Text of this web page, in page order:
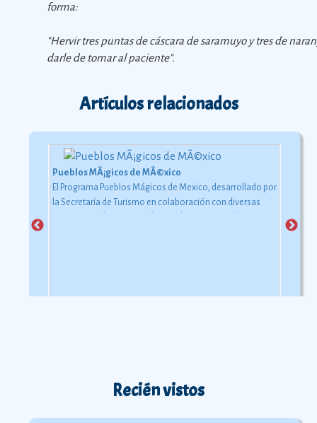
forma:
"Hervir tres puntas de cáscara de saramuyo y tres de
darle de tomar al paciente".
Artículos relacionados
Pueblos MÃ¡gicos de MÃ©xico
El Programa Pueblos Mágicos de Mexico, desarrollado por
la Secretaría de Turismo en colaboración con diversas
Recién vistos